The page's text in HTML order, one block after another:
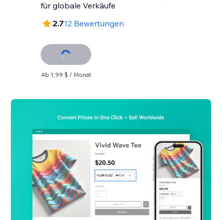
für globale Verkäufe
2.712 Bewertungen
Ab 1,99 $ / Monat